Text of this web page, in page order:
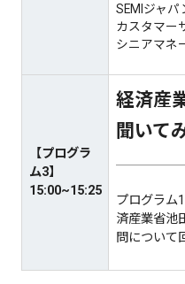
SEMIジャパ
カスタマー
シニアマネ
【プログラ
ム3】
15:00~15:25
経済産
聞いて
プログラム
済産業省池
問について